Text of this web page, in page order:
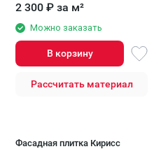
2 300 ₽ за м²
Можно заказать
В корзину
Рассчитать материал
Фасадная плитка Кирисс